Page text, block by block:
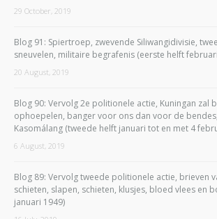
29 October, 2019
Blog 91: Spiertroep, zwevende Siliwangidivisie,
sneuvelen, militaire begrafenis (eerste helft
20 August, 2019
Blog 90: Vervolg 2e politionele actie, Kuningan zal
ophoepelen, banger voor ons dan voor de
Kasomálang (tweede helft januari tot en met 4
6 August, 2019
Blog 89: Vervolg tweede politionele actie, brieven
schieten, slapen, schieten, klusjes, bloed vlees en
januari 1949)